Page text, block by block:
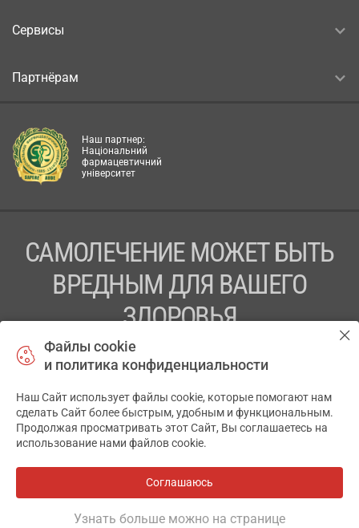
Сервисы
Партнёрам
Наш партнер:
Національний
фармацевтичний
університет
САМОЛЕЧЕНИЕ МОЖЕТ БЫТЬ
ВРЕДНЫМ ДЛЯ ВАШЕГО
ЗДОРОВЬЯ
ПЕРЕД ПРИМЕНЕНИЕМ ПРЕПАРАТА
ПРОКОНСУЛЬТИРУЙТЕСЬ С ВРАЧОМ
ТОВ «АПТЕКА 911.ЮА» Код ЄДРПОУ 43631965.
Отказ от ответственности
АПТЕКА911.ЮА
Файлы cookie
и политика конфиденциальности
Наш Сайт использует файлы cookie, которые помогают нам
сделать Сайт более быстрым, удобным и функциональным.
Продолжая просматривать этот Сайт, Вы соглашаетесь на
использование нами файлов cookie.
Соглашаюсь
Узнать больше можно на странице
✕